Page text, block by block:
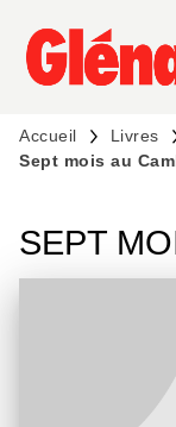
MENU
PIED DE PAGE
Accueil Livres
Sept mois au
SEPT